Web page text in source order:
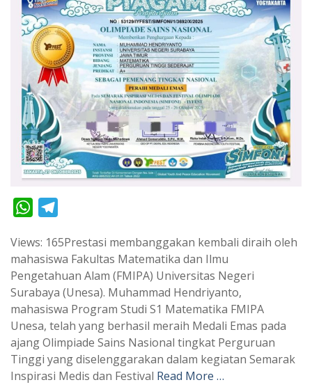
W
a
t
s
A
p
p
l
e
g
r
a
m
Views: 165Prestasi membanggakan kembali diraih oleh
mahasiswa Fakultas Matematika dan Ilmu
Pengetahuan Alam (FMIPA) Universitas Negeri
Surabaya (Unesa). Muhammad Hendriyanto,
mahasiswa Program Studi S1 Matematika FMIPA
Unesa, telah yang berhasil meraih Medali Emas pada
ajang Olimpiade Sains Nasional tingkat Perguruan
Tinggi yang diselenggarakan dalam kegiatan Semarak
Inspirasi Medis dan Festival Read More …